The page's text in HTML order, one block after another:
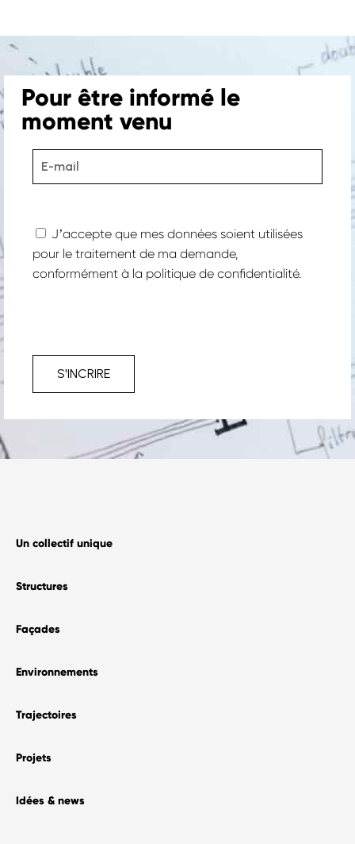
Pour être informé le
moment venu
Jʼaccepte que mes données soient utilisées
pour le traitement de ma demande,
conformément à la politique de confidentialité.
S'INCRIRE
Un collectif unique
Structures
Façades
Environnements
Trajectoires
Projets
Idées & news